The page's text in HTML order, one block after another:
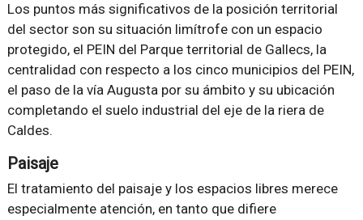
Los puntos más significativos de la posición territorial
del sector son su situación limítrofe con un espacio
protegido, el PEIN del Parque territorial de Gallecs, la
centralidad con respecto a los cinco municipios del PEIN,
el paso de la vía Augusta por su ámbito y su ubicación
completando el suelo industrial del eje de la riera de
Caldes.
Paisaje
El tratamiento del paisaje y los espacios libres merece
especialmente atención, en tanto que difiere